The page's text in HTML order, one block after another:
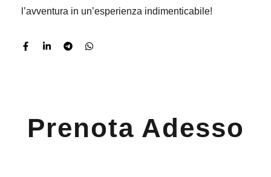
l’avventura in un’esperienza indimenticabile!
Prenota Adesso